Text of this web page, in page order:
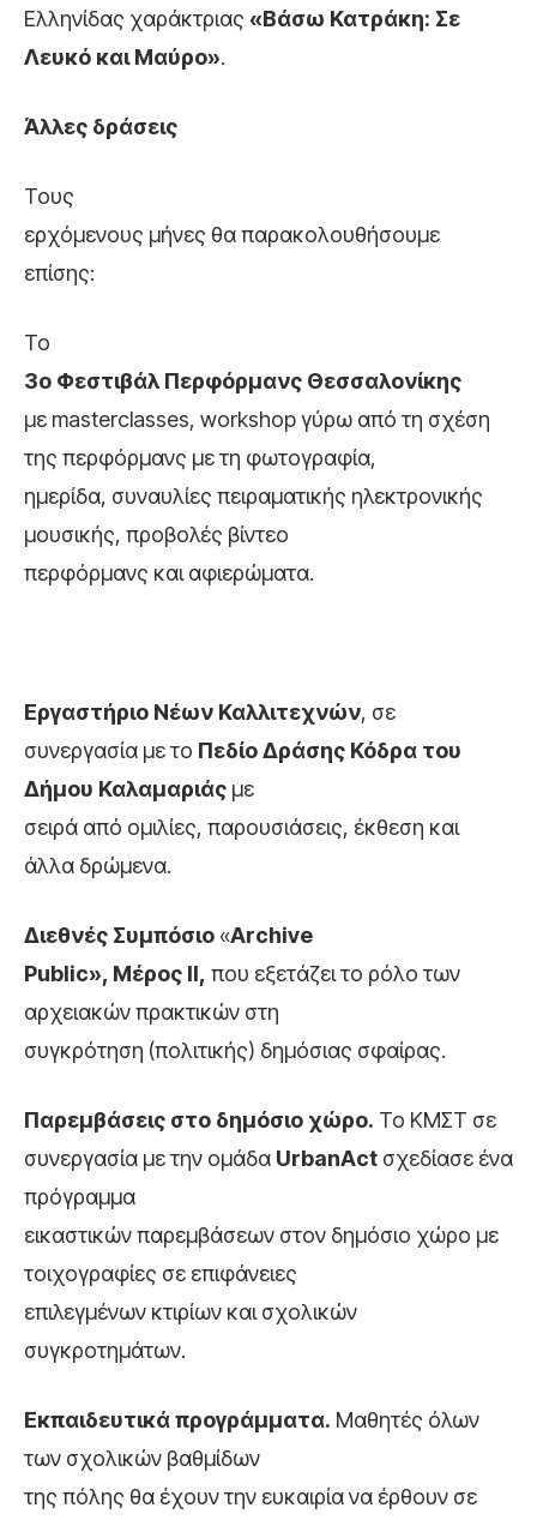
Ελληνίδας χαράκτριας «Βάσω Κατράκη: Σε
Λευκό και Μαύρο».
Άλλες δράσεις
Τους
ερχόμενους μήνες θα παρακολουθήσουμε
επίσης:
Το
3o Φεστιβάλ Περφόρμανς Θεσσαλονίκης
με masterclasses, workshop γύρω από τη σχέση
της περφόρμανς με τη φωτογραφία,
ημερίδα, συναυλίες πειραματικής ηλεκτρονικής
μουσικής, προβολές βίντεο
περφόρμανς και αφιερώματα.
Εργαστήριο Νέων Καλλιτεχνών, σε
συνεργασία με το Πεδίο Δράσης Κόδρα του
Δήμου Καλαμαριάς με
σειρά από ομιλίες, παρουσιάσεις, έκθεση και
άλλα δρώμενα.
Διεθνές Συμπόσιο «Archive
Public», Μέρος ΙΙ, που εξετάζει το ρόλο των
αρχειακών πρακτικών στη
συγκρότηση (πολιτικής) δημόσιας σφαίρας.
Παρεμβάσεις στο δημόσιο χώρο. Το ΚΜΣΤ σε
συνεργασία με την ομάδα UrbanAct σχεδίασε ένα
πρόγραμμα
εικαστικών παρεμβάσεων στον δημόσιο χώρο με
τοιχογραφίες σε επιφάνειες
επιλεγμένων κτιρίων και σχολικών
συγκροτημάτων.
Εκπαιδευτικά προγράμματα. Μαθητές όλων
των σχολικών βαθμίδων
της πόλης θα έχουν την ευκαιρία να έρθουν σε